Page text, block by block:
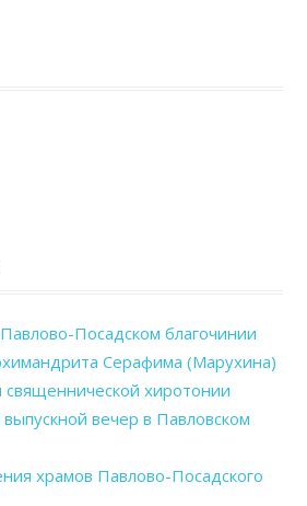
Посадском благочинии
Серафима (Марухина)
священнической хиротонии
вечер в Павловском
храмов Павлово-Посадского